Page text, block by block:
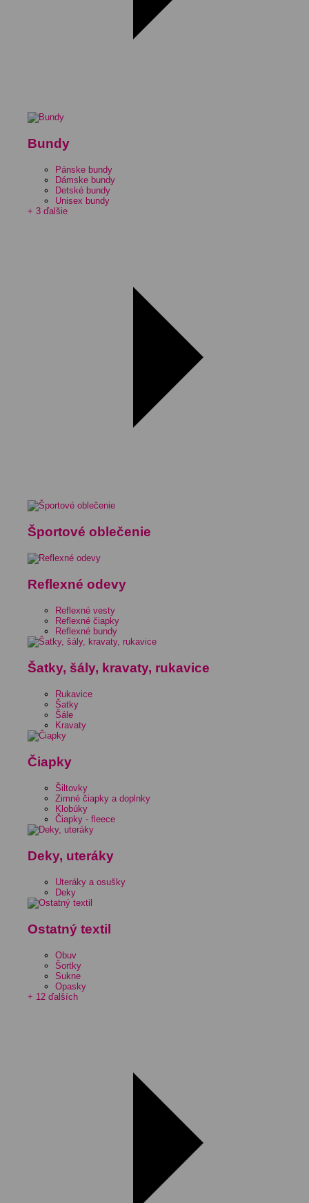
Bundy
Pánske bundy
Dámske bundy
Detské bundy
Unisex bundy
+ 3 ďalšie
Športové oblečenie
Reflexné odevy
Reflexné vesty
Reflexné čiapky
Reflexné bundy
Šatky, šály, kravaty, rukavice
Rukavice
Šatky
Šále
Kravaty
Čiapky
Šiltovky
Zimné čiapky a doplnky
Klobúky
Čiapky - fleece
Deky, uteráky
Uteráky a osušky
Deky
Ostatný textil
Obuv
Šortky
Sukne
Opasky
+ 12 ďalších